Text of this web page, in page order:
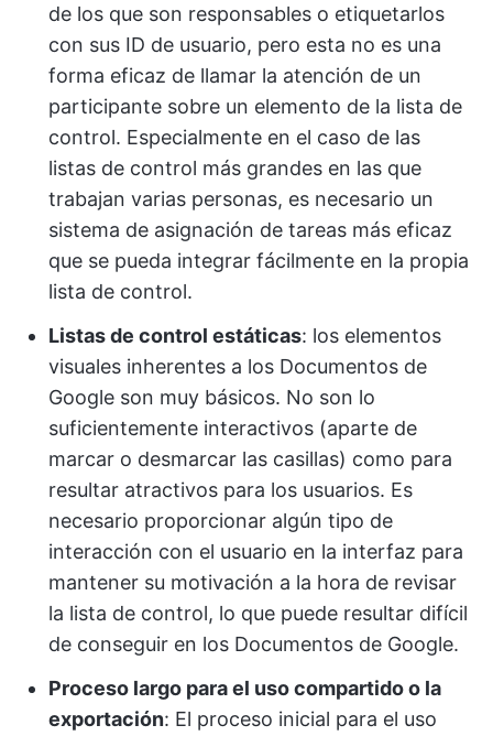
de los que son responsables o etiquetarlos
con sus ID de usuario, pero esta no es una
forma eficaz de llamar la atención de un
participante sobre un elemento de la lista de
control. Especialmente en el caso de las
listas de control más grandes en las que
trabajan varias personas, es necesario un
sistema de asignación de tareas más eficaz
que se pueda integrar fácilmente en la propia
lista de control.
Listas de control estáticas: los elementos
visuales inherentes a los Documentos de
Google son muy básicos. No son lo
suficientemente interactivos (aparte de
marcar o desmarcar las casillas) como para
resultar atractivos para los usuarios. Es
necesario proporcionar algún tipo de
interacción con el usuario en la interfaz para
mantener su motivación a la hora de revisar
la lista de control, lo que puede resultar difícil
de conseguir en los Documentos de Google.
Proceso largo para el uso compartido o la
exportación: El proceso inicial para el uso